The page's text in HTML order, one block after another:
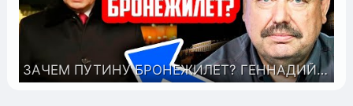
ЗАЧЕМ ПУТИНУ БРОНЕЖИЛЕТ? ГЕННАДИЙ ГУДКОВ О ПОЗОРНОМ ВЫСТУПЛЕНИИ ПУТИНА НА НОВЫЙ ГОД